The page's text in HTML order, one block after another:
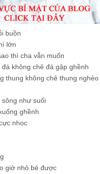
buồn
lớn
thì cha vẫn muốn
đá không chê đá gập ghềnh
thung không chê thung nghèo
sông như suối
ghềnh
nhọc
giờ nhỏ bé được